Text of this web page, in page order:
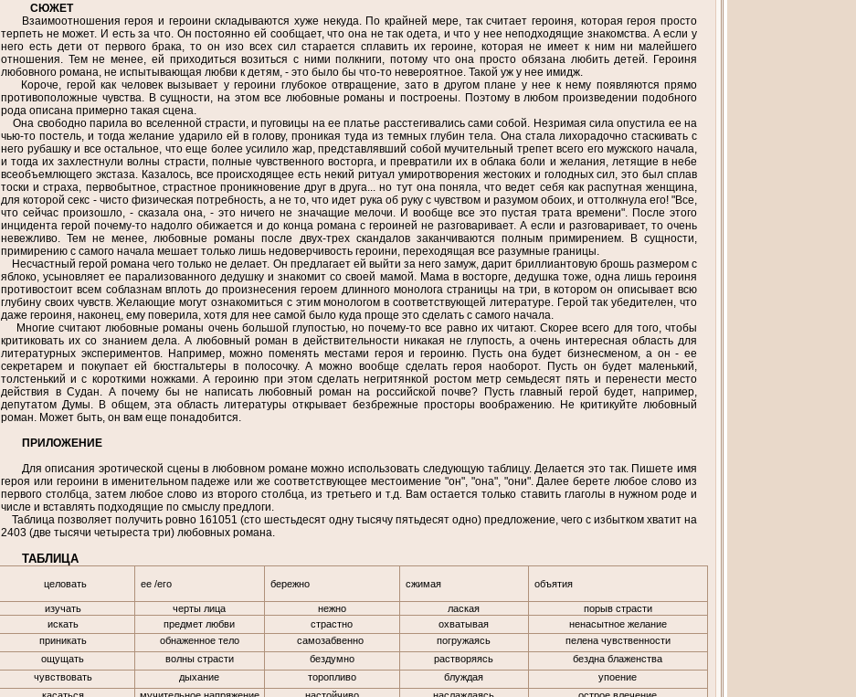
СЮЖЕТ
Взаимоотношения героя и героини складываются хуже некуда. По крайней мере, так считает героиня, которая героя просто
терпеть не может. И есть за что. Он постоянно ей сообщает, что она не так одета, и что у нее неподходящие знакомства. А если у
него есть дети от первого брака, то он изо всех сил старается сплавить их героине, которая не имеет к ним ни малейшего
отношения. Тем не менее, ей приходиться возиться с ними полкниги, потому что она просто обязана любить детей. Героиня
любовного романа, не испытывающая любви к детям, - это было бы что-то невероятное. Такой уж у нее имидж.
Короче, герой как человек вызывает у героини глубокое отвращение, зато в другом плане у нее к нему появляются прямо
противоположные чувства. В сущности, на этом все любовные романы и построены. Поэтому в любом произведении подобного
рода описана примерно такая сцена.
Она свободно парила во вселенной страсти, и пуговицы на ее платье расстегивались сами собой. Незримая сила опустила ее на
чью-то постель, и тогда желание ударило ей в голову, проникая туда из темных глубин тела. Она стала лихорадочно стаскивать с
него рубашку и все остальное, что еще более усилило жар, представлявший собой мучительный трепет всего его мужского начала,
и тогда их захлестнули волны страсти, полные чувственного восторга, и превратили их в облака боли и желания, летящие в небе
всеобъемлющего экстаза. Казалось, все происходящее есть некий ритуал умиротворения жестоких и голодных сил, это был сплав
тоски и страха, первобытное, страстное проникновение друг в друга... но тут она поняла, что ведет себя как распутная женщина,
для которой секс - чисто физическая потребность, а не то, что идет рука об руку с чувством и разумом обоих, и оттолкнула его! "Все,
что сейчас произошло, - сказала она, - это ничего не значащие мелочи. И вообще все это пустая трата времени". После этого
инцидента герой почему-то надолго обижается и до конца романа с героиней не разговаривает. А если и разговаривает, то очень
невежливо. Тем не менее, любовные романы после двух-трех скандалов заканчиваются полным примирением. В сущности,
примирению с самого начала мешает только лишь недоверчивость героини, переходящая все разумные границы.
Несчастный герой романа чего только не делает. Он предлагает ей выйти за него замуж, дарит бриллиантовую брошь размером с
яблоко, усыновляет ее парализованного дедушку и знакомит со своей мамой. Мама в восторге, дедушка тоже, одна лишь героиня
противостоит всем соблазнам вплоть до произнесения героем длинного монолога страницы на три, в котором он описывает всю
глубину своих чувств. Желающие могут ознакомиться с этим монологом в соответствующей литературе. Герой так убедителен, что
даже героиня, наконец, ему поверила, хотя для нее самой было куда проще это сделать с самого начала.
Многие считают любовные романы очень большой глупостью, но почему-то все равно их читают. Скорее всего для того, чтобы
критиковать их со знанием дела. А любовный роман в действительности никакая не глупость, а очень интересная область для
литературных экспериментов. Например, можно поменять местами героя и героиню. Пусть она будет бизнесменом, а он - ее
секретарем и покупает ей бюстгальтеры в полосочку. А можно вообще сделать героя наоборот. Пусть он будет маленький,
толстенький и с короткими ножками. А героиню при этом сделать негритянкой ростом метр семьдесят пять и перенести место
действия в Судан. А почему бы не написать любовный роман на российской почве? Пусть главный герой будет, например,
депутатом Думы. В общем, эта область литературы открывает безбрежные просторы воображению. Не критикуйте любовный
роман. Может быть, он вам еще понадобится.
ПРИЛОЖЕНИЕ
Для описания эротической сцены в любовном романе можно использовать следующую таблицу. Делается это так. Пишете имя
героя или героини в именительном падеже или же соответствующее местоимение "он", "она", "они". Далее берете любое слово из
первого столбца, затем любое слово из второго столбца, из третьего и т.д. Вам остается только ставить глаголы в нужном роде и
числе и вставлять подходящие по смыслу предлоги.
Таблица позволяет получить ровно 161051 (сто шестьдесят одну тысячу пятьдесят одно) предложение, чего с избытком хватит на
2403 (две тысячи четыреста три) любовных романа.
ТАБЛИЦА
целовать ее /его бережно сжимая объятия
изучать черты лица нежно лаская
порыв страсти
искать
предмет любви страстно охватывая
ненасытное желание
приникать
обнаженное тело самозабвенно погружаясь
пелена чувственности
ощущать
волны страсти бездумно растворяясь
бездна блаженства
чувствовать
дыхание торопливо блуждая
упоение